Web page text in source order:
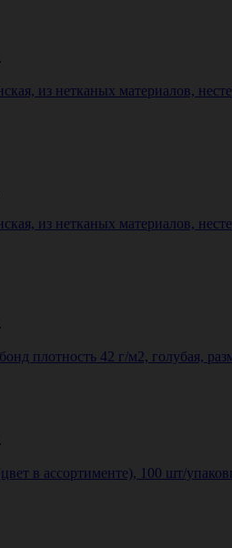
из нетканых материалов,
из нетканых материалов,
плотность 42 г/м2, голубая,
в ассортименте), 100 шт/